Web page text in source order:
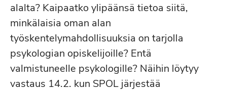
alalta? Kaipaatko ylipäänsä tietoa siitä,
minkälaisia oman alan
työskentelymahdollisuuksia on tarjolla
psykologian opiskelijoille? Entä
valmistuneelle psykologille? Näihin löytyy
vastaus 14.2. kun SPOL järjestää